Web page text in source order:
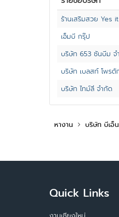
ร้านเสริมสวย Yes
เอ็มบี กรุ๊ป
บริษัท 653 ซันบีม จ
บริษัท เบลสท์ โพรดั
บริษัท ไทม์ลี่ จำกัด
หางาน บริษัท บีเอ็
Quick Links